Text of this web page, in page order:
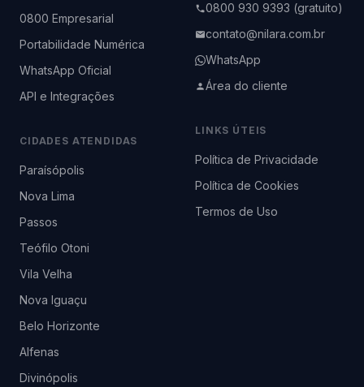
0800 Empresarial
Portabilidade Numérica
WhatsApp Oficial
API e Integrações
CIDADES ATENDIDAS
Paraísópolis
Nova Lima
Passos
Teófilo Otoni
Vila Velha
Nova Iguaçu
Belo Horizonte
Alfenas
Divinópolis
0800 930 9393 (gratuito)
contato@nilara.com.br
WhatsApp
Área do cliente
LINKS ÚTEIS
Política de Privacidade
Política de Cookies
Termos de Uso